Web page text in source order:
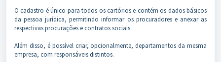
O cadastro é único para todos os cartórios e contém os dados básicos
da pessoa jurídica, permitindo informar os procuradores e anexar as
respectivas procurações e contratos sociais.
Além disso, é possível criar, opcionalmente, departamentos da mesma
empresa, com responsáveis distintos.